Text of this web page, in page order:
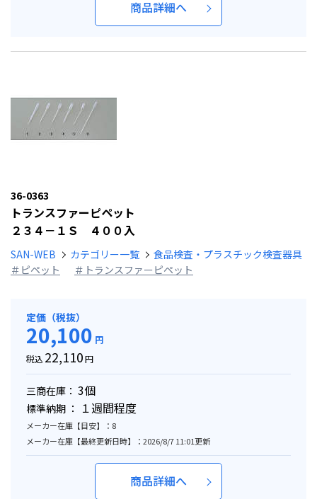
商品詳細へ
36-0363
トランスファーピペット
２３４－１Ｓ ４００入
SAN-WEB カテゴリー一覧
食品検査・プラスチック検査器具
＃ピペット
＃トランスファーピペット
定価（税抜）
20,100 円
税込 22,110円
三商在庫： 3個
標準納期 ： １週間程度
メーカー在庫【目安】：8
メーカー在庫【最終更新日時】：2026/8/7 11:01更新
商品詳細へ